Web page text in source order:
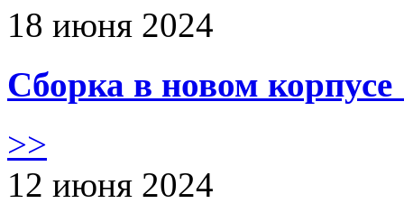
18 июня 2024
Сборка в новом
>>
12 июня 2024